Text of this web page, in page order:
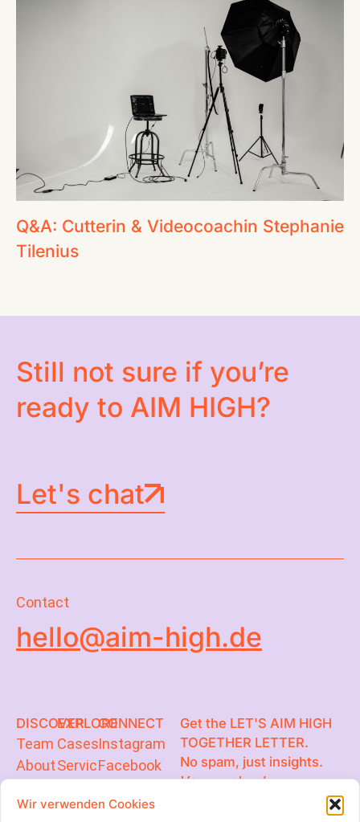
Wir verwenden Cookies
Q&A: Cutterin & Videocoachin Stephanie
Tilenius
Still not sure if you’re
ready to AIM HIGH?
Let's chat
Contact
hello@aim-high.de
DISCOVER
Team
About
EXPLORE
Cases
Services
Hub
CONNECT
Instagram
Facebook
Get the LET'S AIM HIGH
TOGETHER LETTER.
No spam, just insights.
Versprochen!